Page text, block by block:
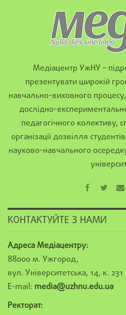
Медіацентр УжНУ –
презентувати широкій
навчально-виховного
дослідно-
педагогічного колективу,
організації дозвілля
науково-навчального
КОНТАКТУЙТЕ З НАМИ
Адреса Медіацентру:
88000 м. Ужгород,
вул. Університетська, 14, к. 231
E-mail: media@uzhnu.edu.ua
Ректорат: